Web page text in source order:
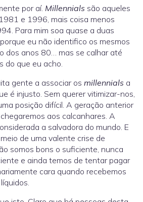
por aí. Millennials são aqueles
e 1996, mais coisa menos
Para mim soa quase a duas
eu não identifico os mesmos
dos anos 80… mas se calhar até
do que eu acho.
gente a associar os millennials a
é injusto. Sem querer vitimizar-nos,
posição difícil. A geração anterior
aos calcanhares. A
a salvadora do mundo. E
de uma valente crise de
somos bons o suficiente, nunca
e ainda temos de tentar pagar
cara quando recebemos